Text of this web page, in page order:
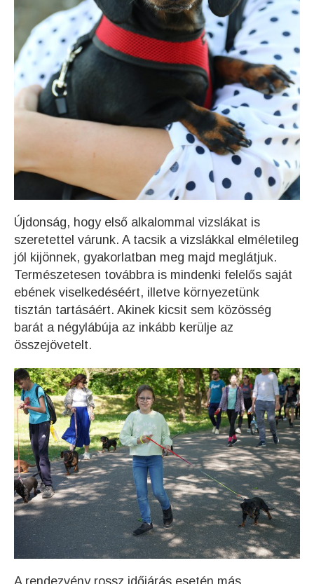
Újdonság, hogy első alkalommal vizslákat is
szeretettel várunk. A tacsik a vizslákkal elméletileg
jól kijönnek, gyakorlatban meg majd meglátjuk.
Természetesen továbbra is mindenki felelős saját
ebének viselkedéséért, illetve környezetünk
tisztán tartásáért. Akinek kicsit sem közösség
barát a négylábúja az inkább kerülje az
összejövetelt.
A rendezvény rossz időjárás esetén más